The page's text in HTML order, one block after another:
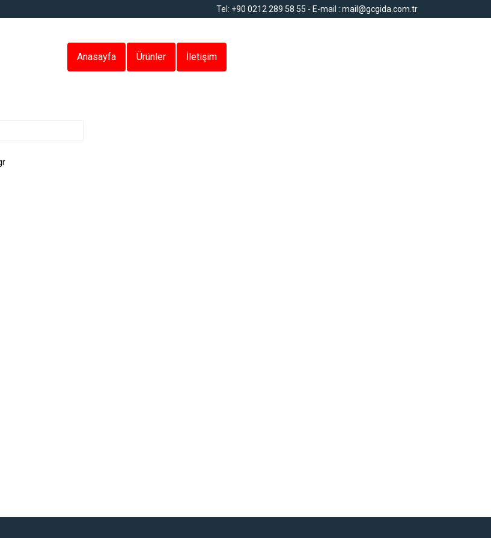
Tel: +90 0212 289 58 55 - E-mail : mail@gcgida.com.tr
Anasayfa Ürünler İletişim